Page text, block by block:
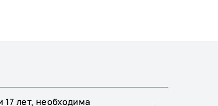
лет, необходима